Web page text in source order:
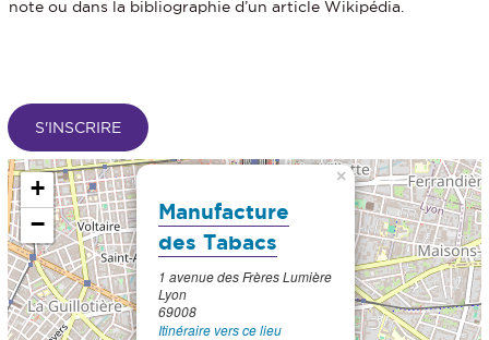
note ou dans la bibliographie d’un article Wikipédia.
Manufacture
des Tabacs
1 avenue des Frères Lumière
Lyon
69008
Itinéraire vers ce lieu
×
+
−